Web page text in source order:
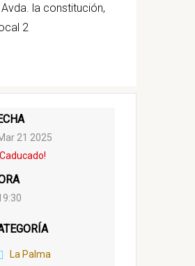
Avda. la constitución,
2
21 2025
La Palma